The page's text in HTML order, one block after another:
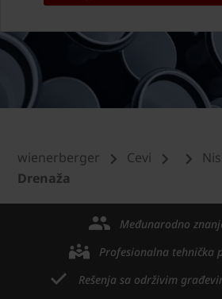
wienerberger Cevi
Drenaža
Međunarodno
Profesionalna tehnička
Rešenja sa održivim